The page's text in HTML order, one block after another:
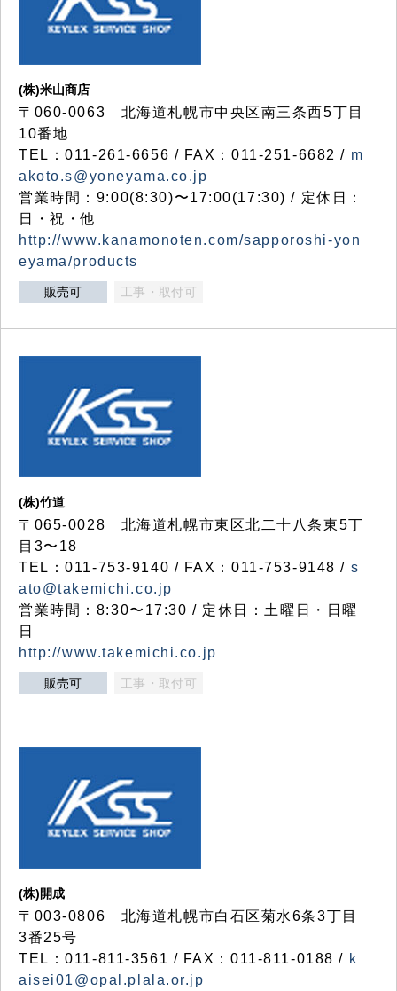
(株)米山商店
〒060-0063 北海道札幌市中央区南三条西5丁目
10番地
TEL：011-261-6656 / FAX：011-251-6682 / m
akoto.s@yoneyama.co.jp
営業時間：9:00(8:30)〜17:00(17:30) / 定休日：
日・祝・他
http://www.kanamonoten.com/sapporoshi-yon
eyama/products
販売可 工事・取付可
(株)竹道
〒065-0028 北海道札幌市東区北二十八条東5丁
目3〜18
TEL：011-753-9140 / FAX：011-753-9148 / s
ato@takemichi.co.jp
営業時間：8:30〜17:30 / 定休日：土曜日・日曜
日
http://www.takemichi.co.jp
販売可 工事・取付可
(株)開成
〒003-0806 北海道札幌市白石区菊水6条3丁目
3番25号
TEL：011-811-3561 / FAX：011-811-0188 / k
aisei01@opal.plala.or.jp